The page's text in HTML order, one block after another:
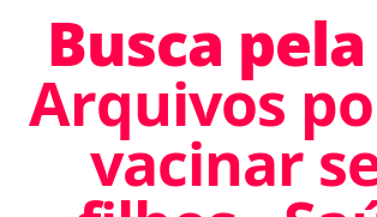
Busca
Arquivos
vacinar